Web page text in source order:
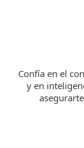
Confía en el
y en